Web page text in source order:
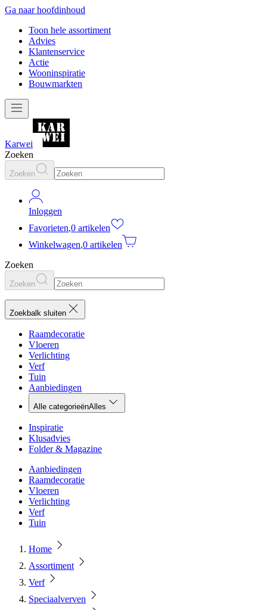
Ga naar hoofdinhoud
Toon hele assortiment
Advies
Klantenservice
Actie
Wooninspiratie
Bouwmarkten
Karwei
Zoeken
Zoeken
Inloggen
Favorieten,0 artikelen
Winkelwagen,0 artikelen
Zoeken
Zoeken
Zoekbalk sluiten
Raamdecoratie
Vloeren
Verlichting
Verf
Tuin
Aanbiedingen
Alle categorieënAlles
Inspiratie
Klusadvies
Folder & Magazine
Aanbiedingen
Raamdecoratie
Vloeren
Verlichting
Verf
Tuin
Home
Assortiment
Verf
Speciaalverven